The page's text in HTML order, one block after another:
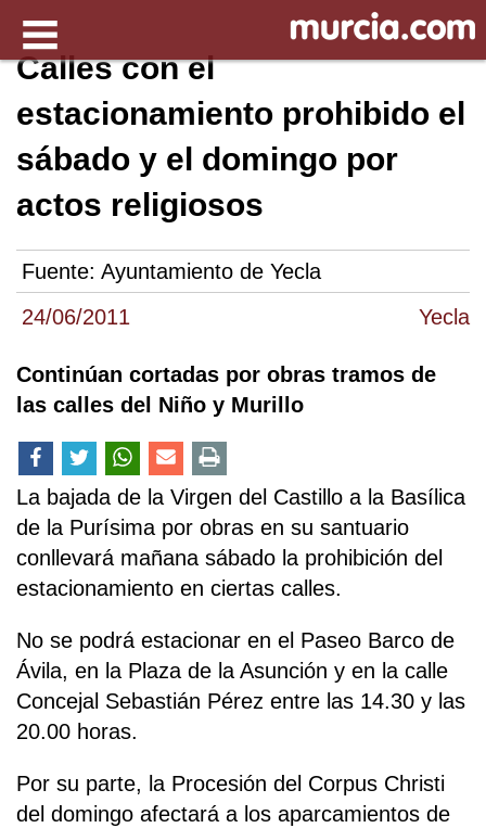
24/06/2011 Yecla
Calles con el
estacionamiento prohibido el
sábado y el domingo por
actos religiosos
Fuente: Ayuntamiento de Yecla
Continúan cortadas por obras tramos de
las calles del Niño y Murillo
La bajada de la Virgen del Castillo a la Basílica
de la Purísima por obras en su santuario
conllevará mañana sábado la prohibición del
estacionamiento en ciertas calles.
No se podrá estacionar en el Paseo Barco de
Ávila, en la Plaza de la Asunción y en la calle
Concejal Sebastián Pérez entre las 14.30 y las
20.00 horas.
Por su parte, la Procesión del Corpus Christi
del domingo afectará a los aparcamientos de